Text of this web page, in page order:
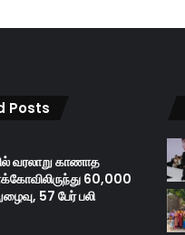
Posts
வரலாறு காணாத
60,000
57 பேர் பலி